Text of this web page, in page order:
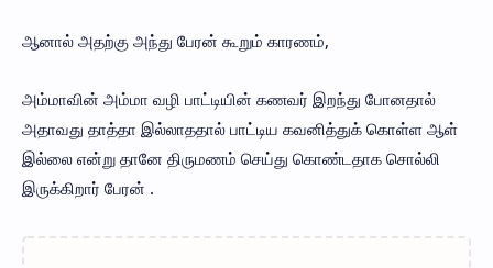
ஆனால் அதற்கு அந்து பேரன் கூறும் காரணம்,
அம்மாவின் அம்மா வழி பாட்டியின் கணவர் இறந்து போனதால்
அதாவது தாத்தா இல்லாததால் பாட்டிய கவனித்துக் கொள்ள ஆள்
இல்லை என்று தானே திருமணம் செய்து கொண்டதாக சொல்லி
இருக்கிறார் பேரன் .